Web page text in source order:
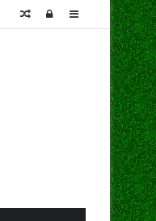
Sidebar
Log
Random